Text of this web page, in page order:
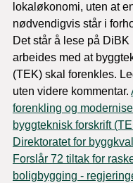
lokaløkonomi, uten at
nødvendigvis står i
Det står å lese på
arbeides med at
(TEK) skal forenkles.
uten videre kommentar.
forenkling og
byggteknisk forskrift
Direktoratet for
Forslår 72 tiltak for
boligbygging -